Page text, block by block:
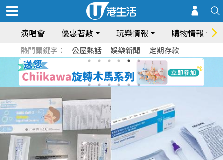
演唱會 優惠著數 玩樂情報 購物情報
熱門關鍵字： 公屋熱話 娛樂新聞 定期存款